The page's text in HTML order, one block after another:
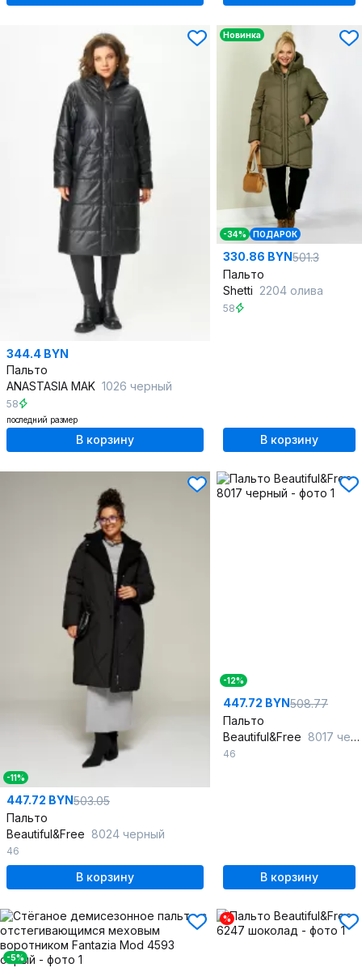
344.4 BYN
Пальто
ANASTASIA MAK 1026 черный
58
последний размер
В корзину
Новинка
-34% ПОДАРОК
330.86 BYN501.3
Пальто
Shetti 2204 олива
58
В корзину
-11%
447.72 BYN503.05
Пальто
Beautiful&Free 8024 черный
46
В корзину
-12%
447.72 BYN508.77
Пальто
Beautiful&Free 8017 черный
46
В корзину
-5%
%